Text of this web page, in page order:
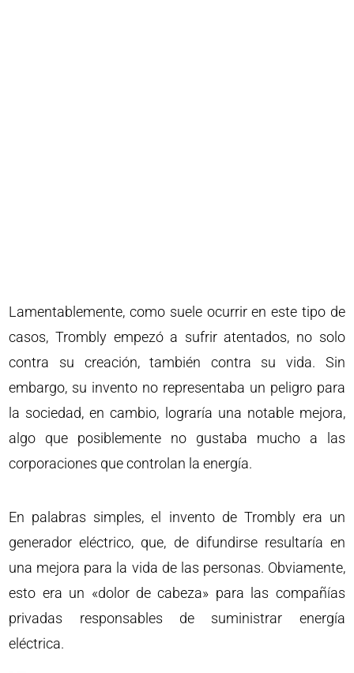
Lamentablemente, como suele ocurrir en este tipo de
casos, Trombly empezó a sufrir atentados, no solo
contra su creación, también contra su vida. Sin
embargo, su invento no representaba un peligro para
la sociedad, en cambio, lograría una notable mejora,
algo que posiblemente no gustaba mucho a las
corporaciones que controlan la energía.
En palabras simples, el invento de Trombly era un
generador eléctrico, que, de difundirse resultaría en
una mejora para la vida de las personas. Obviamente,
esto era un «dolor de cabeza» para las compañías
privadas responsables de suministrar energía
eléctrica.